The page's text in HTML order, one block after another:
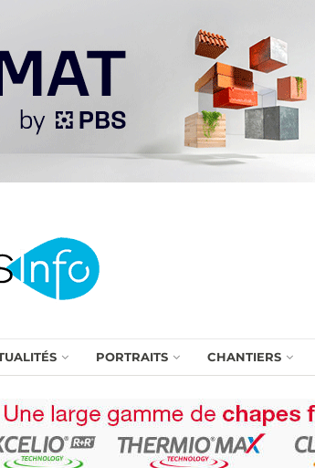
PORTRAITS CHANTIERS